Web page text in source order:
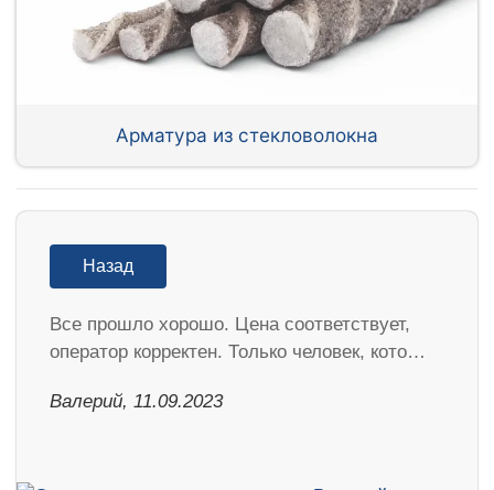
Арматура из стекловолокна
Назад
Все прошло хорошо. Цена соответствует,
оператор корректен. Только человек, кото…
Валерий, 11.09.2023